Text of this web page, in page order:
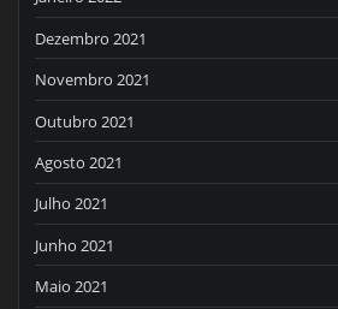
Dezembro 2021
Novembro 2021
Outubro 2021
Agosto 2021
Julho 2021
Junho 2021
Maio 2021